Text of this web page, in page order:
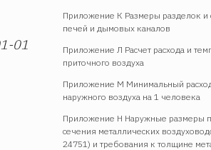
01
Приложение К Размеры разделок и
печей и дымовых каналов
Приложение Л Расчет расхода и
приточного воздуха
Приложение М Минимальный
наружного воздуха на 1 человека
Приложение Н Наружные размеры
сечения металлических
24751) и требования к толщине